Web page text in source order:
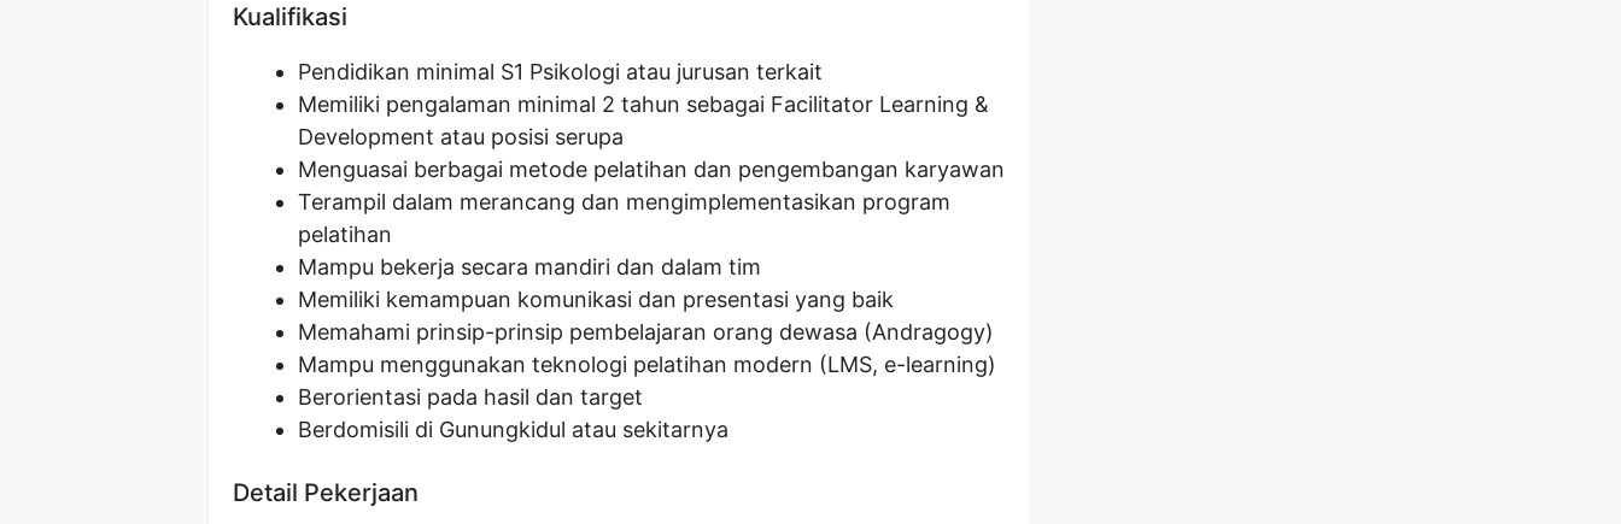
Kualifikasi
Pendidikan minimal S1 Psikologi atau jurusan terkait
Memiliki pengalaman minimal 2 tahun sebagai Facilitator Learning &
Development atau posisi serupa
Menguasai berbagai metode pelatihan dan pengembangan karyawan
Terampil dalam merancang dan mengimplementasikan program
pelatihan
Mampu bekerja secara mandiri dan dalam tim
Memiliki kemampuan komunikasi dan presentasi yang baik
Memahami prinsip-prinsip pembelajaran orang dewasa (Andragogy)
Mampu menggunakan teknologi pelatihan modern (LMS, e-learning)
Berorientasi pada hasil dan target
Berdomisili di Gunungkidul atau sekitarnya
Detail Pekerjaan